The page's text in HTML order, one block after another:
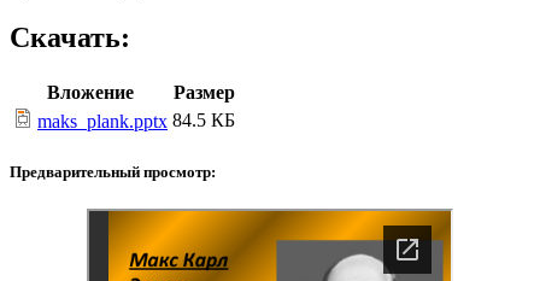
Скачать:
Вложение
Размер
maks_plank.pptx 84.5 КБ
Предварительный просмотр: